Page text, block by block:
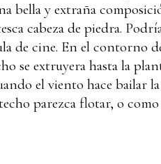
bella y extraña
cabeza de piedra.
de cine. En el contorno
se extruyera hasta la
el viento hace
parezca flotar, o